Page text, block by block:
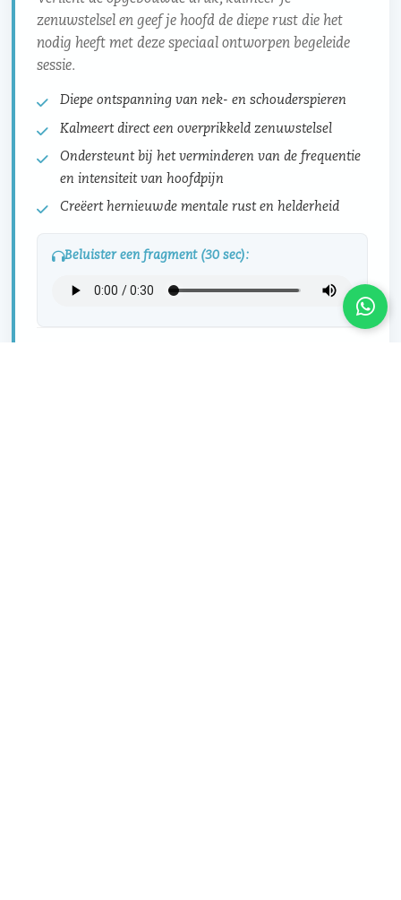
zenuwstelsel en geef je hoofd de diepe rust die het
nodig heeft met deze speciaal ontworpen begeleide
sessie.
Diepe ontspanning van nek- en schouderspieren
Kalmeert direct een overprikkeld zenuwstelsel
Ondersteunt bij het verminderen van de frequentie
en intensiteit van hoofdpijn
Creëert hernieuwde mentale rust en helderheid
Beluister een fragment (30 sec):